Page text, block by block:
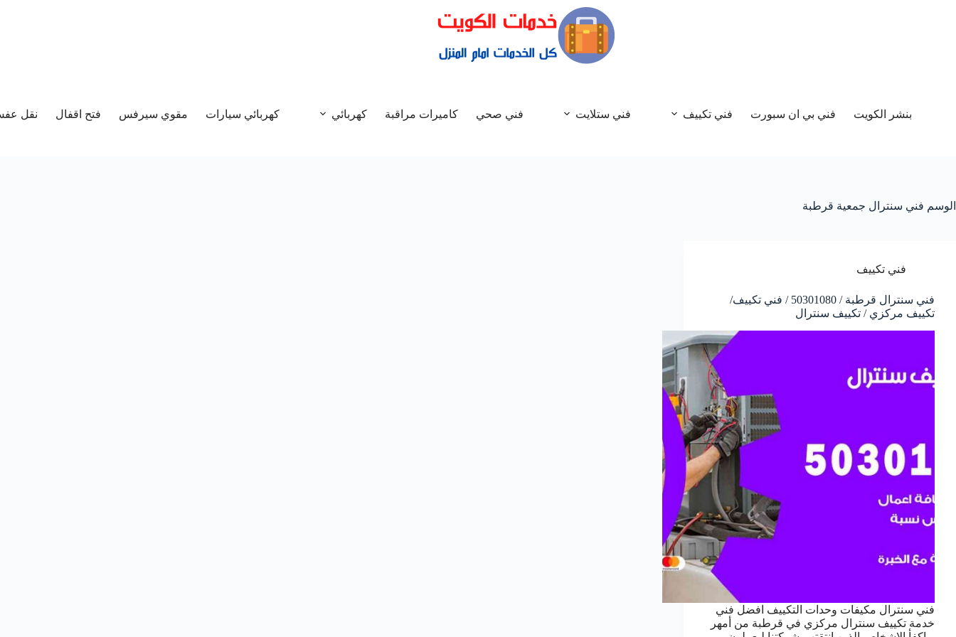
بنشر الكويت فني بي ان سبورت فني تكييف فني ستلايت فني صحي كاميرات مراقبة كهربائي كهربائي سيارات مقوي سيرفس فتح اقفال نقل
الوسم فني سنترال جمعية قرطبة
فني تكييف
فني سنترال قرطبة / 50301080 / فني تكييف/
تكييف مركزي / تكييف سنترال
فني سنترال مكيفات وحدات التكييف افضل فني
خدمة تكييف سنترال مركزي في قرطبة من أمهر